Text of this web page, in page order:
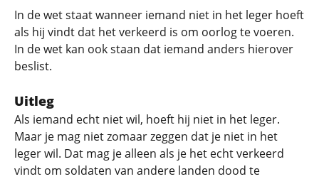
In de wet staat wanneer iemand niet in het leger hoeft
als hij vindt dat het verkeerd is om oorlog te voeren.
In de wet kan ook staan dat iemand anders hierover
beslist.
Uitleg
Als iemand echt niet wil, hoeft hij niet in het leger.
Maar je mag niet zomaar zeggen dat je niet in het
leger wil. Dat mag je alleen als je het echt verkeerd
vindt om soldaten van andere landen dood te